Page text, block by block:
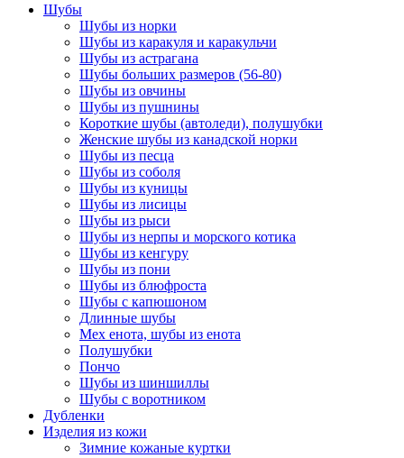
Шубы
Шубы из норки
Шубы из каракуля и каракульчи
Шубы из астрагана
Шубы больших размеров (56-80)
Шубы из овчины
Шубы из пушнины
Короткие шубы (автоледи), полушубки
Женские шубы из канадской норки
Шубы из песца
Шубы из соболя
Шубы из куницы
Шубы из лисицы
Шубы из рыси
Шубы из нерпы и морского котика
Шубы из кенгуру
Шубы из пони
Шубы из блюфроста
Шубы с капюшоном
Длинные шубы
Мех енота, шубы из енота
Полушубки
Пончо
Шубы из шиншиллы
Шубы с воротником
Дубленки
Изделия из кожи
Зимние кожаные куртки